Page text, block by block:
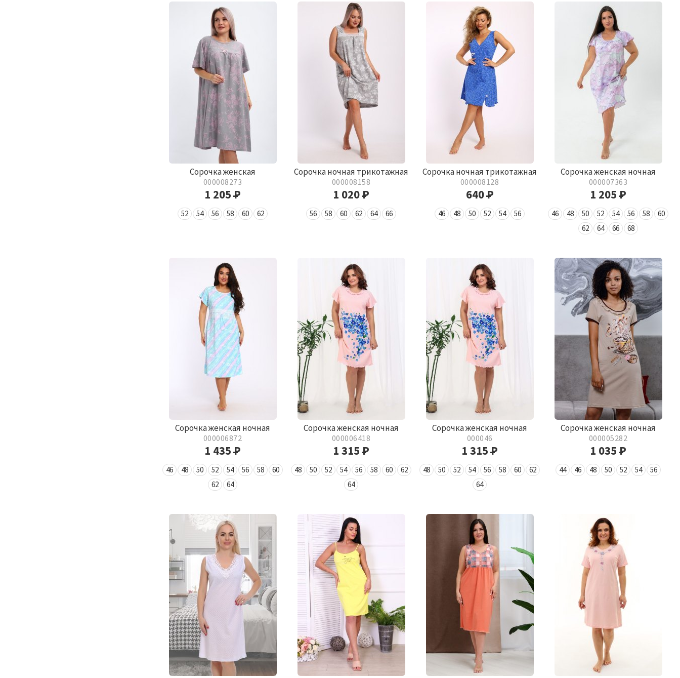
Сорочка женская
000008273
1 205Р
52 54 56 58 60 62
Сорочка ночная трикотажная
000008158
1 020Р
56 58 60 62 64 66
Сорочка ночная трикотажная
000008128
640Р
46 48 50 52 54 56
Сорочка женская ночная
000007363
1 205Р
46 48 50 52 54 56 58
60
62
64 66 68
Сорочка женская ночная
000006872
1 435Р
46 48 50 52 54 56 58
60
62
64
Сорочка женская ночная
000006418
1 315Р
48 50 52 54 56 58 60
62
64
Сорочка женская ночная
000046
1 315Р
48 50 52 54 56 58 60
62
64
Сорочка женская ночная
000005282
1 035Р
44 46 48 50 52 54 56